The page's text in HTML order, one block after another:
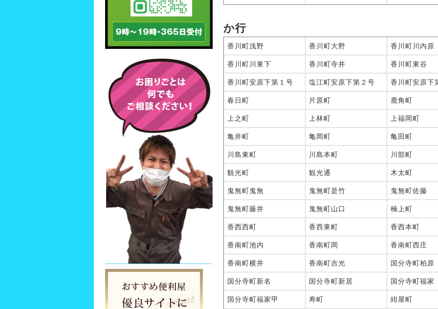
か行
香川町浅野 香川町大野 香川町川内原
香川町川東下 香川町寺井 香川町東谷
香川町安原下第１号 塩江町安原下第２号 香川町安原下
春日町 片原町 鹿角町
上之町 上林町 上福岡町
亀井町 亀岡町 亀田町
川島東町 川島本町 川部町
観光町 観光通 木太町
鬼無町鬼無 鬼無町是竹 鬼無町佐藤
鬼無町藤井 鬼無町山口 楠上町
香西西町 香西東町 香西本町
香南町池内 香南町岡 香南町西庄
香南町横井 香南町吉光 国分寺町柏原
国分寺町新名 国分寺町新居 国分寺町福家
国分寺町福家甲 寿町 紺屋町